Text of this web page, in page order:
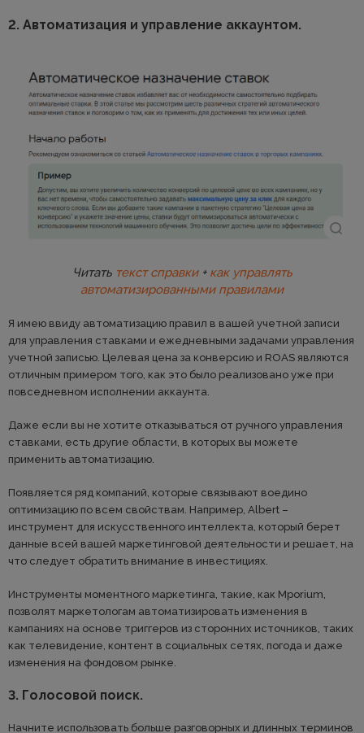
2. Автоматизация и управление аккаунтом.
Читать текст справки+ как управлять
автоматизированными правилами
Я имею ввиду автоматизацию правил в вашей учетной записи
для управления ставками и ежедневными задачами управления
учетной записью. Целевая цена за конверсию и ROAS являются
отличным примером того, как это было реализовано уже при
повседневном исполнении аккаунта.
Даже если вы не хотите отказываться от ручного управления
ставками, есть другие области, в которых вы можете
применить автоматизацию.
Появляется ряд компаний, которые связывают воедино
оптимизацию по всем свойствам. Например, Albert –
инструмент для искусственного интеллекта, который берет
данные всей вашей маркетинговой деятельности и решает, на
что следует обратить внимание в инвестициях.
Инструменты моментного маркетинга, такие, как Mporium,
позволят маркетологам автоматизировать изменения в
кампаниях на основе триггеров из сторонних источников, таких
как телевидение, контент в социальных сетях, погода и даже
изменения на фондовом рынке.
3. Голосовой поиск.
Начните использовать больше разговорных и длинных терминов